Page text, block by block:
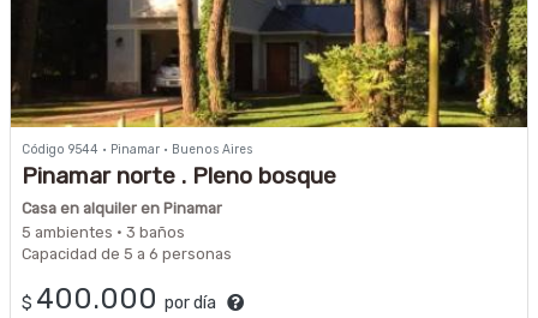
Código 9544 · Pinamar · Buenos Aires
Pinamar norte . Pleno bosque
Casa en alquiler en Pinamar
5 ambientes · 3 baños
Capacidad de 5 a 6 personas
$ 400.000 por día